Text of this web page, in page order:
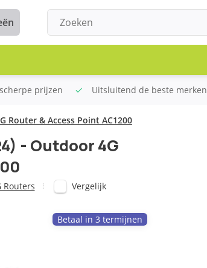
prijzen Uitsluitend de beste merken
Router & Access Point AC1200
- Outdoor 4G
Routers Vergelijk
Betaal in 3 termijnen